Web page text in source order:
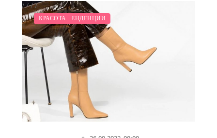
МОДНЫЕ ТЕНДЕНЦИИ
/
ПОКАЗЫ
/
СВАДЬБА
/
ДИЕТА
/
КРАСОТА